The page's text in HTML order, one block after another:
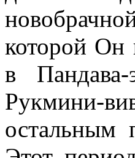
которой Он
в
Рукмини-
остальным